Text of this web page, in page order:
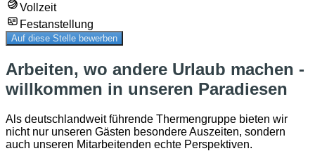
Vollzeit
Festanstellung
Auf diese Stelle bewerben
Arbeiten, wo andere Urlaub machen -
willkommen in unseren Paradiesen
Als deutschlandweit führende Thermengruppe bieten wir
nicht nur unseren Gästen besondere Auszeiten, sondern
auch unseren Mitarbeitenden echte Perspektiven.